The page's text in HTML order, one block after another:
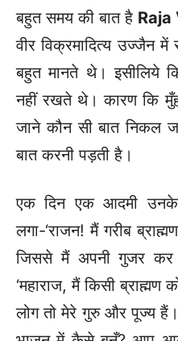
बहुत समय की बात है
वीर विक्रमादित्य उज्जैन
बहुत मानते थे। इसीलिये
नहीं रखते थे। कारण कि
जाने कौन सी बात निकल
बात करनी पड़ती है।
एक दिन एक आदमी
लगा-‘राजन! मैं गरीब
जिससे मैं अपनी गुजर कर
‘महाराज, मैं किसी
लोग तो मेरे गुरु और पूज्य